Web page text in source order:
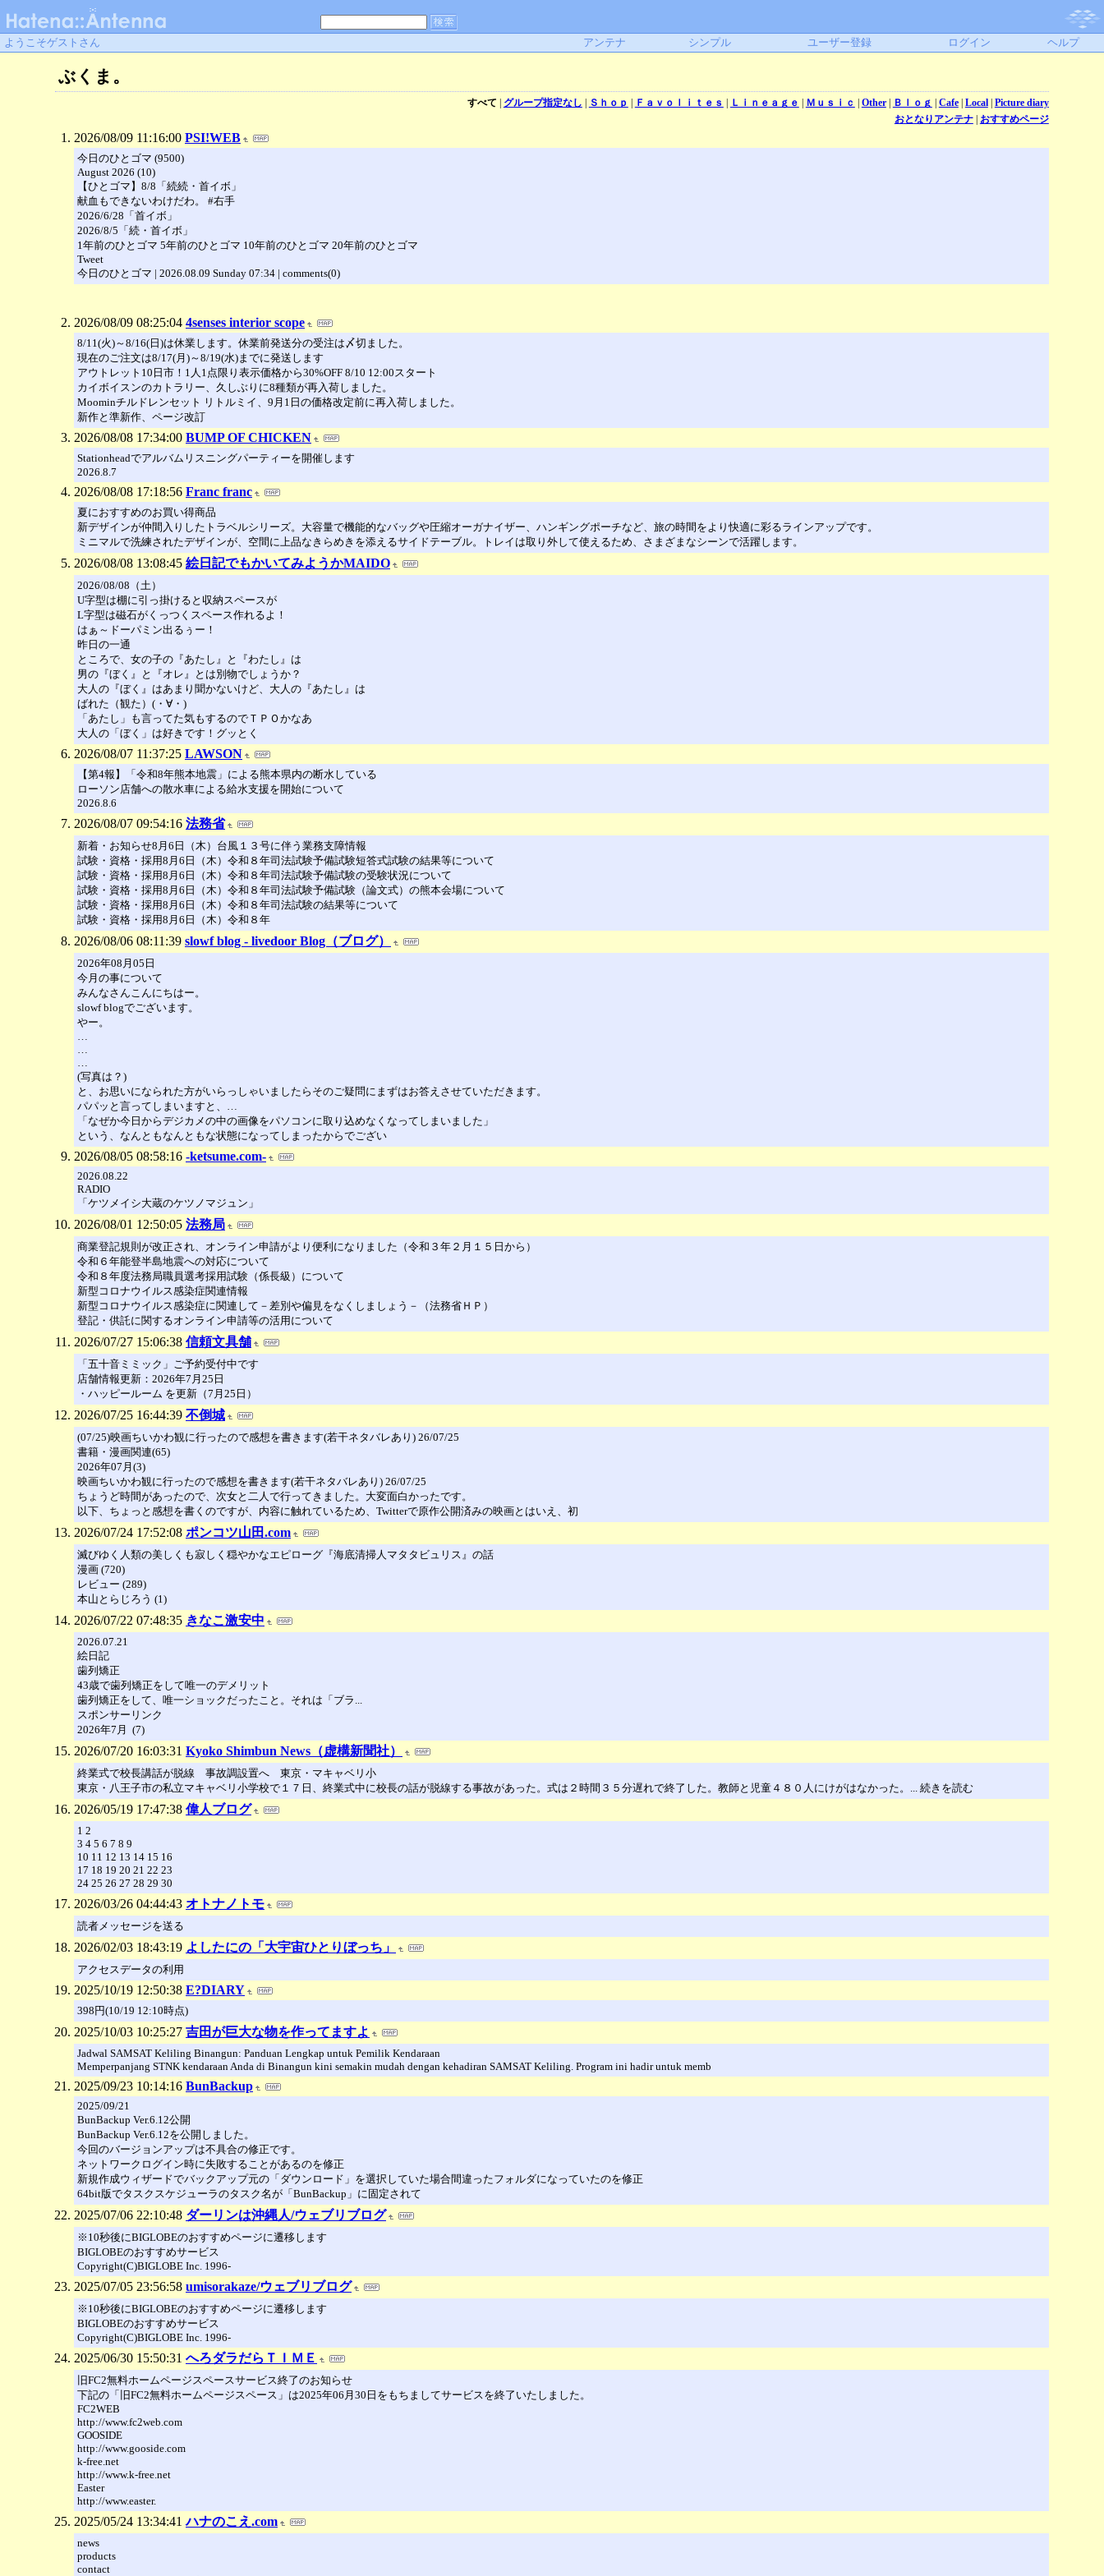
ようこそゲストさん アンテナ シンプル ユーザー登録 ログイン ヘルプ
ぶくま。
すべて グループ指定なし Ｓｈｏｐ Ｆａｖｏｌｉｔｅｓ Ｌｉｎｅａｇｅ Ｍｕｓｉｃ Other| Ｂｌｏｇ Cafe| Local| Picture diary
おとなりアンテナ| おすすめページ
2026/08/09 11:16:00 PSI!WEB
今日のひとゴマ (9500)
August 2026 (10)
【ひとゴマ】8/8「続続・首イボ」
献血もできないわけだわ。 #右手
2026/6/28「首イボ」
2026/8/5「続・首イボ」
1年前のひとゴマ 5年前のひとゴマ 10年前のひとゴマ 20年前のひとゴマ
Tweet
今日のひとゴマ | 2026.08.09 Sunday 07:34 | comments(0)
2026/08/09 08:25:04 4senses interior scope
8/11(火)～8/16(日)は休業します。休業前発送分の受注は〆切ました。
現在のご注文は8/17(月)～8/19(水)までに発送します
アウトレット10日市！1人1点限り表示価格から30%OFF 8/10 12:00スタート
カイボイスンのカトラリー、久しぶりに8種類が再入荷しました。
Moominチルドレンセット リトルミイ、9月1日の価格改定前に再入荷しました。
新作と準新作、ページ改訂
2026/08/08 17:34:00 BUMP OF CHICKEN
Stationheadでアルバムリスニングパーティーを開催します
2026.8.7
2026/08/08 17:18:56 Franc franc
夏におすすめのお買い得商品
新デザインが仲間入りしたトラベルシリーズ。大容量で機能的なバッグや圧縮オーガナイザー、ハンギングポーチなど、旅の時間をより快適に彩るラインアップです。
ミニマルで洗練されたデザインが、空間に上品なきらめきを添えるサイドテーブル。トレイは取り外して使えるため、さまざまなシーンで活躍します。
2026/08/08 13:08:45 絵日記でもかいてみようかMAIDO
2026/08/08（土）
U字型は棚に引っ掛けると収納スペースが
L字型は磁石がくっつくスペース作れるよ！
はぁ～ドーパミン出るぅー！
昨日の一通
ところで、女の子の『あたし』と『わたし』は
男の『ぼく』と『オレ』とは別物でしょうか？
大人の『ぼく』はあまり聞かないけど、大人の『あたし』は
ばれた（観た）(・∀・)
「あたし」も言ってた気もするのでＴＰＯかなあ
大人の「ぼく」は好きです！グッとく
2026/08/07 11:37:25 LAWSON
【第4報】「令和8年熊本地震」による熊本県内の断水している
ローソン店舗への散水車による給水支援を開始について
2026.8.6
2026/08/07 09:54:16 法務省
新着・お知らせ8月6日（木）台風１３号に伴う業務支障情報
試験・資格・採用8月6日（木）令和８年司法試験予備試験短答式試験の結果等について
試験・資格・採用8月6日（木）令和８年司法試験予備試験の受験状況について
試験・資格・採用8月6日（木）令和８年司法試験予備試験（論文式）の熊本会場について
試験・資格・採用8月6日（木）令和８年司法試験の結果等について
試験・資格・採用8月6日（木）令和８年
2026/08/06 08:11:39 slowf blog - livedoor Blog（ブログ）
2026年08月05日
今月の事について
みんなさんこんにちはー。
slowf blogでございます。
やー。
…
…
…
(写真は？)
と、お思いになられた方がいらっしゃいましたらそのご疑問にまずはお答えさせていただきます。
パパッと言ってしまいますと、…
「なぜか今日からデジカメの中の画像をパソコンに取り込めなくなってしまいました」
という、なんともなんともな状態になってしまったからでござい
2026/08/05 08:58:16 -ketsume.com-
2026.08.22
RADIO
「ケツメイシ大蔵のケツノマジュン」
2026/08/01 12:50:05 法務局
商業登記規則が改正され、オンライン申請がより便利になりました（令和３年２月１５日から）
令和６年能登半島地震への対応について
令和８年度法務局職員選考採用試験（係長級）について
新型コロナウイルス感染症関連情報
新型コロナウイルス感染症に関連して－差別や偏見をなくしましょう－（法務省ＨＰ）
登記・供託に関するオンライン申請等の活用について
2026/07/27 15:06:38 信頼文具舗
「五十音ミミック」ご予約受付中です
店舗情報更新：2026年7月25日
・ハッピールーム を更新（7月25日）
2026/07/25 16:44:39 不倒城
(07/25)映画ちいかわ観に行ったので感想を書きます(若干ネタバレあり) 26/07/25
書籍・漫画関連(65)
2026年07月(3)
映画ちいかわ観に行ったので感想を書きます(若干ネタバレあり) 26/07/25
ちょうど時間があったので、次女と二人で行ってきました。大変面白かったです。
以下、ちょっと感想を書くのですが、内容に触れているため、Twitterで原作公開済みの映画とはいえ、初
2026/07/24 17:52:08 ポンコツ山田.com
滅びゆく人類の美しくも寂しく穏やかなエピローグ『海底清掃人マタタビュリス』の話
漫画 (720)
レビュー (289)
本山とらじろう (1)
2026/07/22 07:48:35 きなこ激安中
2026.07.21
絵日記
歯列矯正
43歳で歯列矯正をして唯一のデメリット
歯列矯正をして、唯一ショックだったこと。それは「ブラ...
スポンサーリンク
2026年7月 (7)
2026/07/20 16:03:31 Kyoko Shimbun News（虚構新聞社）
終業式で校長講話が脱線 事故調設置へ 東京・マキャベリ小
東京・八王子市の私立マキャベリ小学校で１７日、終業式中に校長の話が脱線する事故があった。式は２時間３５分遅れで終了した。教師と児童４８０人にけがはなかった。... 続きを読む
2026/05/19 17:47:38 偉人ブログ
1 2
3 4 5 6 7 8 9
10 11 12 13 14 15 16
17 18 19 20 21 22 23
24 25 26 27 28 29 30
2026/03/26 04:44:43 オトナノトモ
読者メッセージを送る
2026/02/03 18:43:19 よしたにの「大宇宙ひとりぼっち」
アクセスデータの利用
2025/10/19 12:50:38 E?DIARY
398円(10/19 12:10時点)
2025/10/03 10:25:27 吉田が巨大な物を作ってますよ
Jadwal SAMSAT Keliling Binangun: Panduan Lengkap untuk Pemilik Kendaraan
Memperpanjang STNK kendaraan Anda di Binangun kini semakin mudah dengan kehadiran SAMSAT Keliling. Program ini hadir untuk memb
2025/09/23 10:14:16 BunBackup
2025/09/21
BunBackup Ver.6.12公開
BunBackup Ver.6.12を公開しました。
今回のバージョンアップは不具合の修正です。
ネットワークログイン時に失敗することがあるのを修正
新規作成ウィザードでバックアップ元の「ダウンロード」を選択していた場合間違ったフォルダになっていたのを修正
64bit版でタスクスケジューラのタスク名が「BunBackup」に固定されて
2025/07/06 22:10:48 ダーリンは沖縄人/ウェブリブログ
※10秒後にBIGLOBEのおすすめページに遷移します
BIGLOBEのおすすめサービス
Copyright(C)BIGLOBE Inc. 1996-
2025/07/05 23:56:58 umisorakaze/ウェブリブログ
※10秒後にBIGLOBEのおすすめページに遷移します
BIGLOBEのおすすめサービス
Copyright(C)BIGLOBE Inc. 1996-
2025/06/30 15:50:31 へろダラだらＴＩＭＥ
旧FC2無料ホームページスペースサービス終了のお知らせ
下記の「旧FC2無料ホームページスペース」は2025年06月30日をもちましてサービスを終了いたしました。
FC2WEB
http://www.fc2web.com
GOOSIDE
http://www.gooside.com
k-free.net
http://www.k-free.net
Easter
http://www.easter.
2025/05/24 13:34:41 ハナのこえ.com
news
products
contact